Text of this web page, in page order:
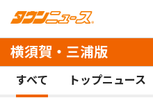
横須賀・三浦版
すべて トップニュース